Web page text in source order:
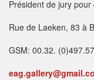
Président de jury
Rue de Laeken, 83 à
GSM: 00.32.